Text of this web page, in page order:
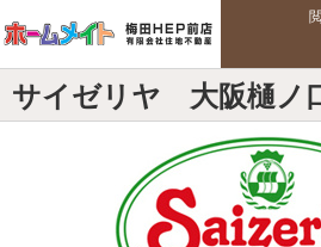
サイゼリヤ 大阪樋ノ